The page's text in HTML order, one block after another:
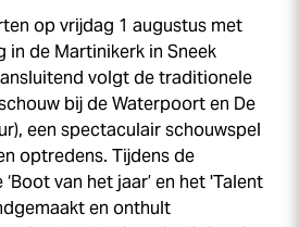
op vrijdag 1 augustus met
in de Martinikerk in Sneek
volgt de traditionele
bij de Waterpoort en De
een spectaculair schouwspel
optredens. Tijdens de
van het jaar’ en het 'Talent
en onthult